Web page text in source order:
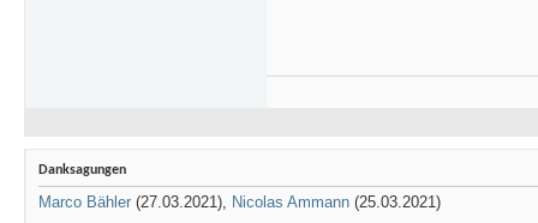
Danksagungen
Marco Bähler (27.03.2021), Nicolas Ammann (25.03.2021)